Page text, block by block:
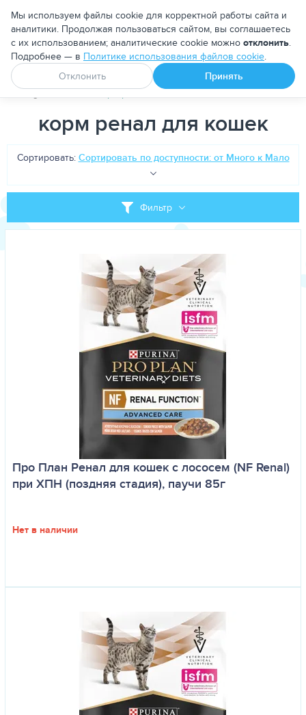
Москва
Апоквел Ветмедин От блох и клещей
PetDog Теги корм ренал для кошек
корм ренал для кошек
Фильтр
Сортировать: Сортировать по доступности: от Много к Мало
Про План Ренал для кошек с лососем (NF Renal)
при ХПН (поздняя стадия), паучи 85г
Нет в наличии
Мы используем файлы cookie для корректной работы сайта и
аналитики. Продолжая пользоваться сайтом, вы соглашаетесь
с их использованием; аналитические cookie можно отклонить.
Подробнее — в Политике использования файлов cookie.
Отклонить
Принять